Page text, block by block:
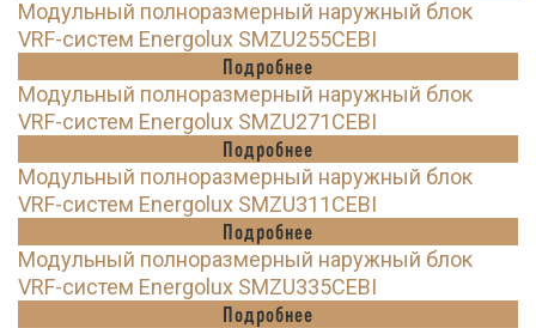
Модульный полноразмерный наружный блок
VRF-систем Energolux SMZU255CEBI
Подробнее
Модульный полноразмерный наружный блок
VRF-систем Energolux SMZU271CEBI
Подробнее
Модульный полноразмерный наружный блок
VRF-систем Energolux SMZU311CEBI
Подробнее
Модульный полноразмерный наружный блок
VRF-систем Energolux SMZU335CEBI
Подробнее